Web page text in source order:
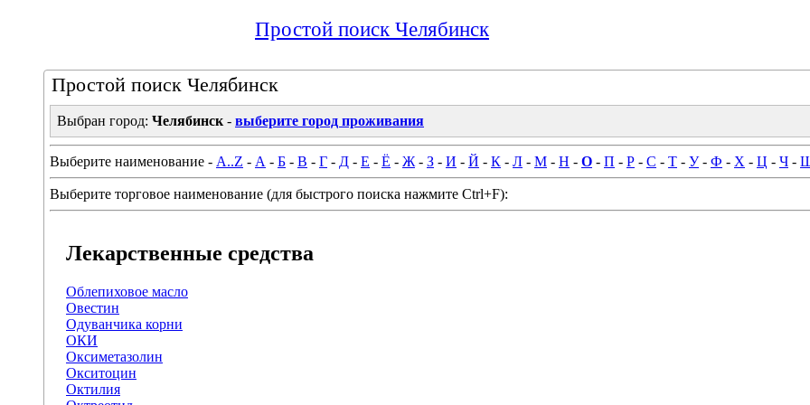
Простой поиск Челябинск
Простой поиск Челябинск
Выбран город: Челябинск - выберите город проживания
Выберите наименование - A..Z - А - Б - В - Г - Д - Е - Ё - Ж - З - И - Й - К - Л - М - Н - О - П - Р - С - Т - У- Ф - Х - Ц - Ч -
Выберите торговое наименование (для быстрого поиска нажмите Ctrl+F):
Лекарственные средства
Облепиховое масло
Овестин
Одуванчика корни
ОКИ
Оксиметазолин
Окситоцин
Октилия